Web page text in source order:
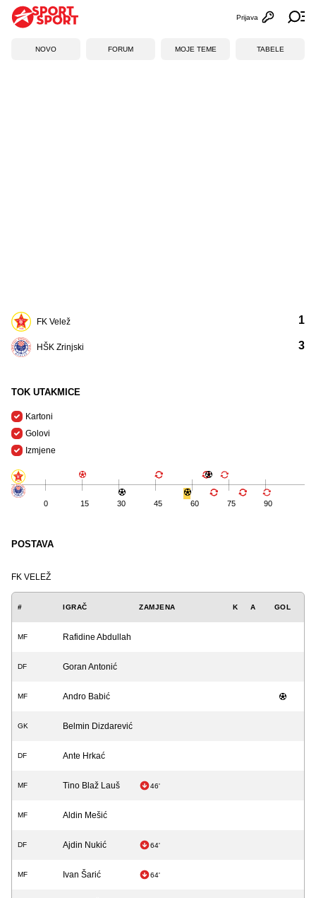
Otvori
Prijava
NOVO FORUM MOJE TEME TABELE
FK Velež
HŠK Zrinjski
1
3
TOK UTAKMICE
Kartoni
Golovi
Izmjene
0 15 30 45 60 75 90
POSTAVA
FK VELEŽ
# IGRAČ ZAMJENA K A GOL
MF Rafidine Abdullah
DF Goran Antonić
MF Andro Babić
GK Belmin Dizdarević
DF Ante Hrkać
MF Tino Blaž Lauš 46'
MF Aldin Mešić
DF Ajdin Nukić 64'
MF Ivan Šarić 64'